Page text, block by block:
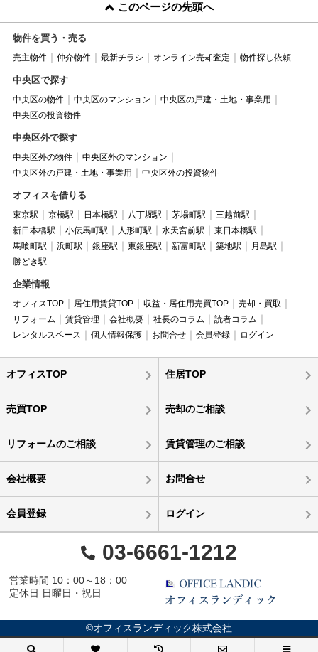
このページの先頭へ
物件を買う・売る
売主物件 仲介物件 最新チラシ オンライン売却査定 物件探し依頼
中央区で探す
中央区の物件 中央区のマンション
中央区の戸建・土地・事業用
中央区の投資物件
中央区外で探す
中央区外の物件
中央区外のマンション
中央区外の戸建・土地・事業用
中央区外の投資物件
オフィスを借りる
東京駅 京橋駅 日本橋駅 八丁堀駅 茅場町駅
三越前駅
新日本橋駅
小伝馬町駅 人形町駅 水天宮前駅
東日本橋駅
馬喰町駅
浜町駅 銀座駅 東銀座駅 新富町駅 築地駅
月島駅
勝どき駅
企業情報
オフィスTOP 居住用賃貸TOP 収益・居住用売買TOP
売却・買取
リフォーム
賃貸管理 会社概要 社長のコラム
読者コラム
レンタルスペース
個人情報保護 お問合せ 会員登録 ログイン
オフィスTOP 住居TOP
売買TOP 売却のご相談
リフォームのご相談 賃貸管理のご相談
会社概要 お問合せ
会員登録 ログイン
03-6661-1212
営業時間 10：00～18：00
定休日 日曜日・祝日
©オフィスランディック株式会社